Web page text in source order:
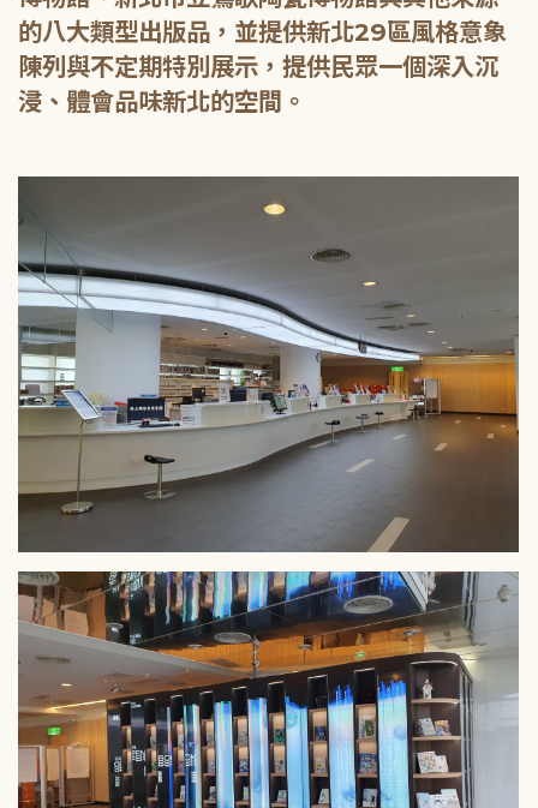
的八大類型出版品，並提供新北29區風格意象
陳列與不定期特別展示，提供民眾一個深入沉
浸、體會品味新北的空間。